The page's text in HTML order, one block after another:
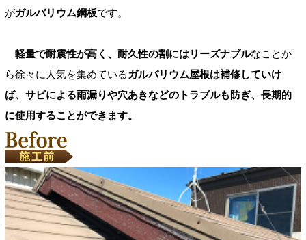
がガルバリウム鋼板です。
軽量で耐震性が高く、耐久性の割にはリーズナブルなことか
ら徐々に人気を集めているガルバリウム屋根は補修していけ
ば、サビによる雨漏りや穴あきなどのトラブルも防ぎ、長期的
に使用することができます。